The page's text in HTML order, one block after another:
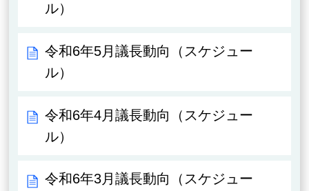
ル）
令和6年5月議長動向（スケジュー
ル）
令和6年4月議長動向（スケジュー
ル）
令和6年3月議長動向（スケジュー